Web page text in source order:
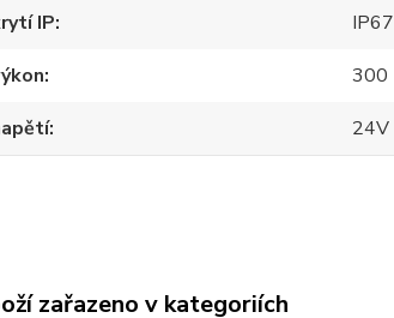
IP
IP67
300
24V
zařazeno v kategoriích